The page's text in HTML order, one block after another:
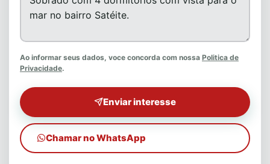
Ao informar seus dados, voce concorda com nossa Politica de
Privacidade.
Enviar interesse
Chamar no WhatsApp